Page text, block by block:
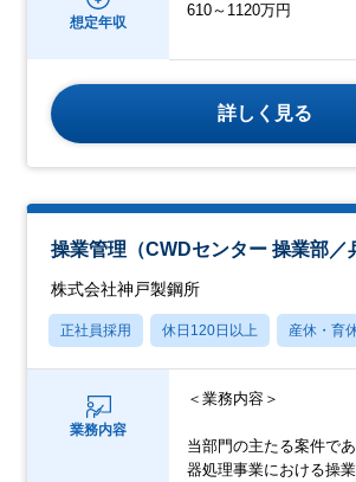
想定年収
610～1120万円
詳しく見る
操業管理（CWDセンター 操業部／
株式会社神戸製鋼所
正社員採用 休日120日以上 産休・育
業務内容
＜業務内容＞
当部門の主たる案件で
器処理事業における操